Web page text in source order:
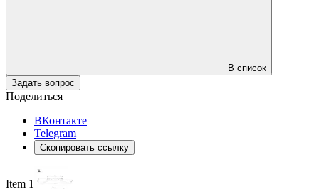
В список
Задать вопрос
Поделиться
ВКонтакте
Telegram
Скопировать ссылку
Item 1 of 4